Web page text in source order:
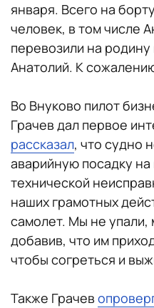
января. Всего на
человек, в том числе
перевозили на
Анатолий. К
Во Внуково пилот
Грачев дал первое
рассказал, что судно
аварийную посадку на
технической
наших грамотных
самолет. Мы не упали,
добавив, что им
чтобы согреться и
Также Грачев